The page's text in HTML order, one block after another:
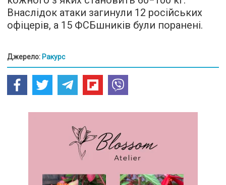
Внаслідок атаки загинули 12 російських
офіцерів, а 15 ФСБшників були поранені.
Джерело: Ракурс